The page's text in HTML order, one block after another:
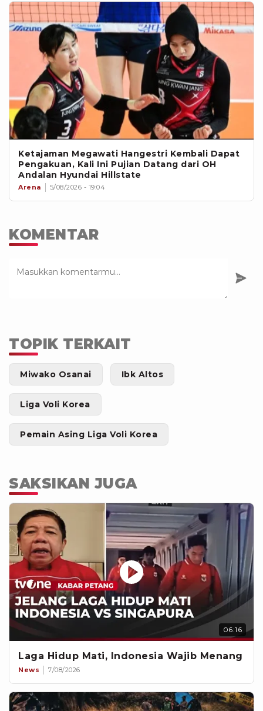
Ketajaman Megawati Hangestri Kembali Dapat
Pengakuan, Kali Ini Pujian Datang dari OH
Andalan Hyundai Hillstate
Arena 5/08/2026 - 19:04
KOMENTAR
TOPIK TERKAIT
Miwako Osanai Ibk Altos
Liga Voli Korea
Pemain Asing Liga Voli Korea
SAKSIKAN JUGA
06:16
Laga Hidup Mati, Indonesia Wajib Menang
News 7/08/2026